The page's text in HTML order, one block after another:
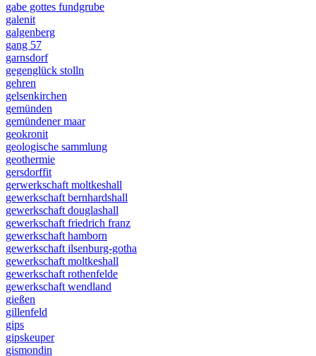
gabe gottes fundgrube
galenit
galgenberg
gang 57
garnsdorf
gegenglück stolln
gehren
gelsenkirchen
gemünden
gemündener maar
geokronit
geologische sammlung
geothermie
gersdorffit
gerwerkschaft moltkeshall
gewerkschaft bernhardshall
gewerkschaft douglashall
gewerkschaft friedrich franz
gewerkschaft hamborn
gewerkschaft ilsenburg-gotha
gewerkschaft moltkeshall
gewerkschaft rothenfelde
gewerkschaft wendland
gießen
gillenfeld
gips
gipskeuper
gismondin